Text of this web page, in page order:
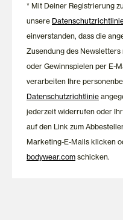
* Mit Deiner Registrierung
unsere
einverstanden, dass die
Zusendung des
oder Gewinnspielen per E-
verarbeiten Ihre
Datenschutzrichtlinie
jederzeit widerrufen oder
auf den Link zum
Marketing-E-Mails klicken
bodywear.com schicken.